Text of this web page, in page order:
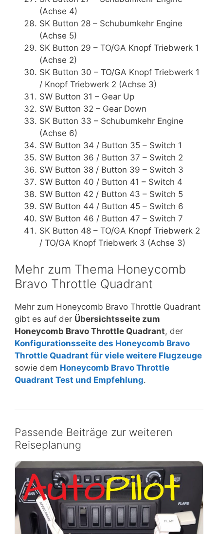
(Achse 4)
SK Button 28 – Schubumkehr Engine
(Achse 5)
SK Button 29 – TO/GA Knopf Triebwerk 1
(Achse 2)
SK Button 30 – TO/GA Knopf Triebwerk 1
/ Knopf Triebwerk 2 (Achse 3)
SW Button 31 – Gear Up
SW Button 32 – Gear Down
SK Button 33 – Schubumkehr Engine
(Achse 6)
SW Button 34 / Button 35 – Switch 1
SW Button 36 / Button 37 – Switch 2
SW Button 38 / Button 39 – Switch 3
SW Button 40 / Button 41 – Switch 4
SW Button 42 / Button 43 – Switch 5
SW Button 44 / Button 45 – Switch 6
SW Button 46 / Button 47 – Switch 7
SK Button 48 – TO/GA Knopf Triebwerk 2
/ TO/GA Knopf Triebwerk 3 (Achse 3)
Mehr zum Thema Honeycomb
Bravo Throttle Quadrant
Mehr zum Honeycomb Bravo Throttle Quadrant
gibt es auf der Übersichtsseite zum
Honeycomb Bravo Throttle Quadrant, der
Konfigurationsseite des Honeycomb Bravo
Throttle Quadrant für viele weitere Flugzeuge
sowie dem Honeycomb Bravo Throttle
Quadrant Test und Empfehlung.
Passende Beiträge zur weiteren
Reiseplanung